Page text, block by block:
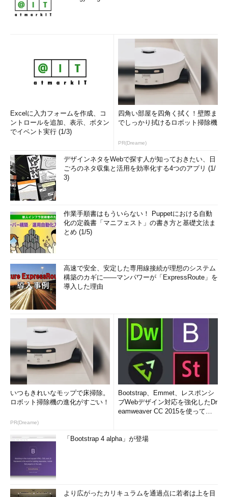
Excelに入力フォームを作成、コ
ントロールを追加、表示、ボタン
でイベント実行 (1/3)
四角い部屋を四角く拭く！壁際ま
でしっかり拭けるロボット掃除機
PR(Dreame)
デザインネタをWebで探す人が知っておきたい、日
ごろのネタ収集と活用を効率化する4つのアプリ (1/
3)
作業手順書はもういらない！ Puppetにおける自動
化の定義書「マニフェスト」の書き方と基礎文法ま
とめ (1/5)
高速で安全、安定した専用線接続が理想のシステム
構築のカギに――マンパワーが「ExpressRoute」を
導入した理由
いつもきれいなモップで床掃除。
ロボット掃除機の進化がすごい！
PR(Dreame)
Bootstrap、Emmet、レスポンシ
ブWebデザイン対応を強化したDr
eamweaver CC 2015を使って
「Bootstrap 4 alpha」が登場
より広がったカリキュラムを通過点に若者は上を目